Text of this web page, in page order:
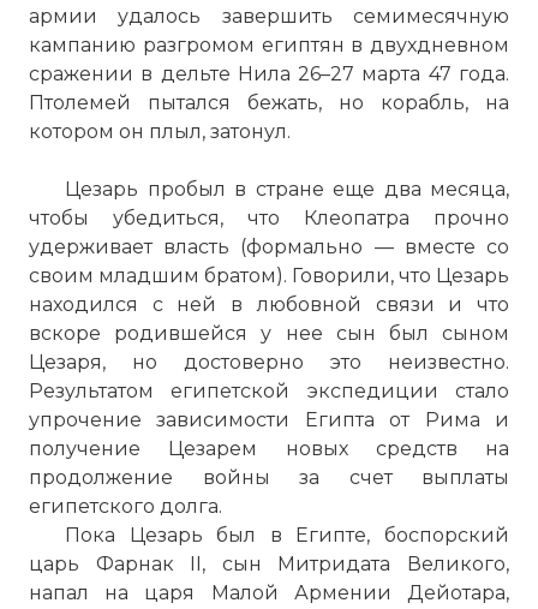
армии удалось завершить семимесячную
кампанию разгромом египтян в двухдневном
сражении в дельте Нила 26–27 марта 47 года.
Птолемей пытался бежать, но корабль, на
котором он плыл, затонул.
Цезарь пробыл в стране еще два месяца,
чтобы убедиться, что Клеопатра прочно
удерживает власть (формально — вместе со
своим младшим братом). Говорили, что Цезарь
находился с ней в любовной связи и что
вскоре родившейся у нее сын был сыном
Цезаря, но достоверно это неизвестно.
Результатом египетской экспедиции стало
упрочение зависимости Египта от Рима и
получение Цезарем новых средств на
продолжение войны за счет выплаты
египетского долга.
Пока Цезарь был в Египте, боспорский
царь Фарнак II, сын Митридата Великого,
напал на царя Малой Армении Дейотара,